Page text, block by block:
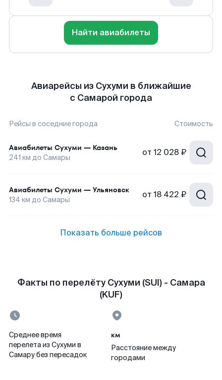
Найти авиабилеты
Авиарейсы из Сухуми в ближайшие
с Самарой города
Рейсы в соседние города Стоимость
Авиабилеты Сухуми — Казань
241 км до Самары от 12 028 ₽
Авиабилеты Сухуми — Ульяновск
134 км до Самары от 18 422 ₽
Показать больше рейсов
Факты по перелёту Сухуми (SUI) - Самара
(KUF)
Среднее время
перелета из Сухуми в
Самару без пересадок
км
Расстояние между
городами